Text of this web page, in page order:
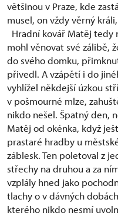
většinou v Praze, kde
musel, on vždy věrný
Hradní kovář Matěj tedy
mohl věnovat své zálibě,
do svého domku,
přivedl. A vzápětí i do
vyhlížel někdejší úzkou
v pošmourné mlze,
nikdo nešel. Špatný den,
Matěj od okénka, když
prastaré hradby u
záblesk. Ten poletoval z
střechy na druhou a za
vzplály hned jako
tlachy o v dávných
kterého nikdo nesmí